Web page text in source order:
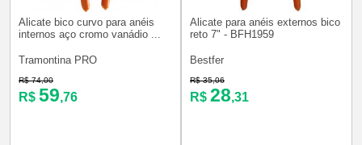
Alicate bico curvo para anéis
internos aço cromo vanádio ...
Tramontina PRO
R$ 74,00
R$ 59,76
Alicate para anéis externos bico
reto 7" - BFH1959
Bestfer
R$ 35,06
R$ 28,31